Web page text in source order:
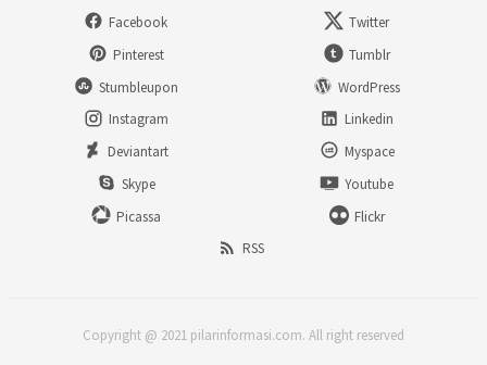
Facebook
Twitter
Pinterest
Tumblr
Stumbleupon
WordPress
Instagram
Linkedin
Deviantart
Myspace
Skype
Youtube
Picassa
Flickr
RSS
Copyright @ 2021 pilarinformasi.com. All right reserved